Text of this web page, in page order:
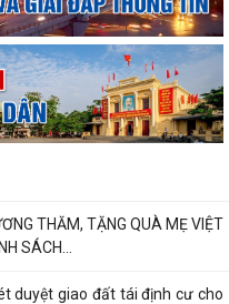
TIẾP NHẬN PHẢN ÁNH, TỐ
KHAI SỐ ĐIỆN THOẠI ĐƯỜNG
NHẬN THÔNG...
THĂM, TẶNG QUÀ MẸ VIỆT
SÁCH...
duyệt giao đất tái định cư cho